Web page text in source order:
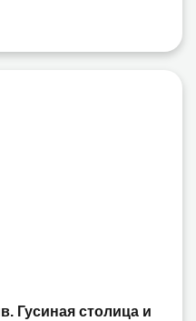
Гусиная столица и